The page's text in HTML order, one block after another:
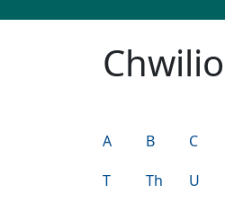
A B C
T Th U